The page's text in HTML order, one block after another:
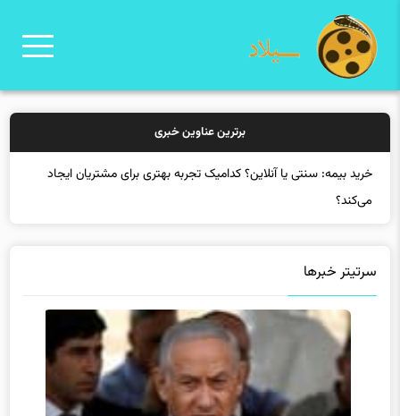
برترین عناوین خبری
خرید بیمه: سنتی یا آنلاین؟ کدامیک تجربه بهتری برای مشتریان ایجاد
می‌کند؟
سرتیتر خبرها